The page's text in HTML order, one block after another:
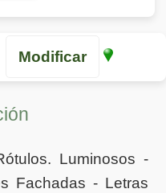
Modificar
Luminosos -
Fachadas - Letras